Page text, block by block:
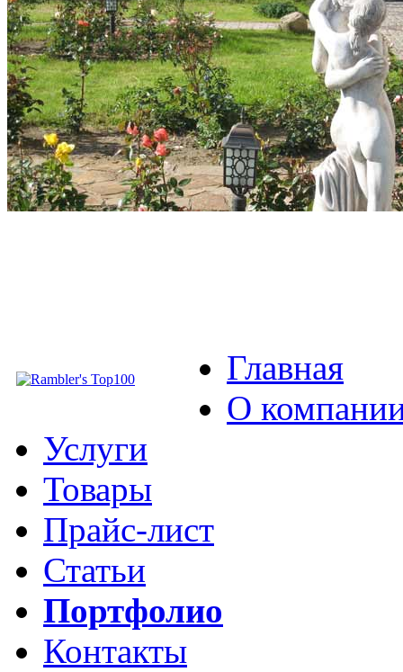
Главная
О
Услуги
Товары
Прайс-лист
Статьи
Портфолио
Контакты